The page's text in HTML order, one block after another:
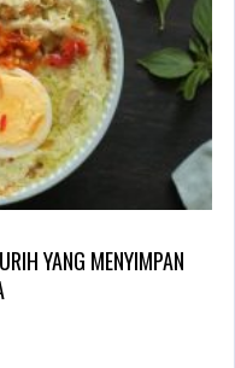
YANG MENYIMPAN